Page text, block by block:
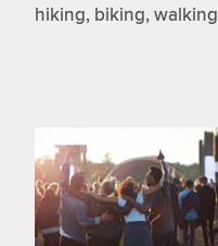
hiking, biking, walking